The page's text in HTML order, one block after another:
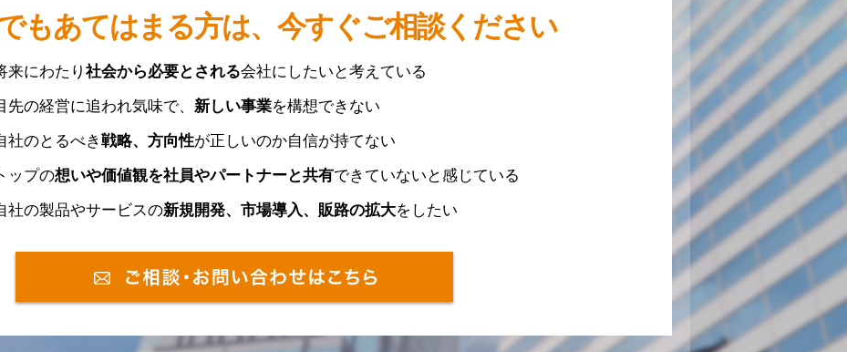
もあてはまる方は、今すぐご相談ください
来にわたり 社会から必要とされる会社にしたいと考えている
先の経営に追われ気味で、 新しい事業を構想できない
社のとるべき戦略、方向性が正しいのか自信が持てない
ップの想いや価値観を社員やパートナーと共有できていないと感じている
社の製品やサービスの新規開発、市場導入、販路の拡大をしたい